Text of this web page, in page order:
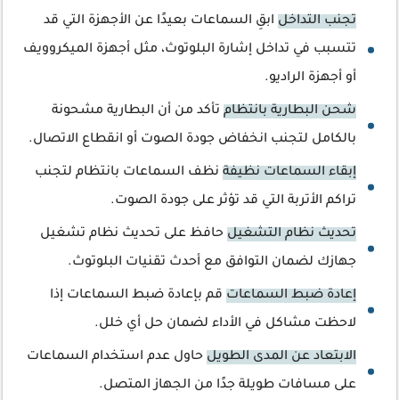
تجنب التداخل ابقِ السماعات بعيدًا عن الأجهزة التي قد
تتسبب في تداخل إشارة البلوتوث، مثل أجهزة الميكروويف
أو أجهزة الراديو.
شحن البطارية بانتظام تأكد من أن البطارية مشحونة
بالكامل لتجنب انخفاض جودة الصوت أو انقطاع الاتصال.
إبقاء السماعات نظيفة نظف السماعات بانتظام لتجنب
تراكم الأتربة التي قد تؤثر على جودة الصوت.
تحديث نظام التشغيل حافظ على تحديث نظام تشغيل
جهازك لضمان التوافق مع أحدث تقنيات البلوتوث.
إعادة ضبط السماعات قم بإعادة ضبط السماعات إذا
لاحظت مشاكل في الأداء لضمان حل أي خلل.
الابتعاد عن المدى الطويل حاول عدم استخدام السماعات
على مسافات طويلة جدًا من الجهاز المتصل.